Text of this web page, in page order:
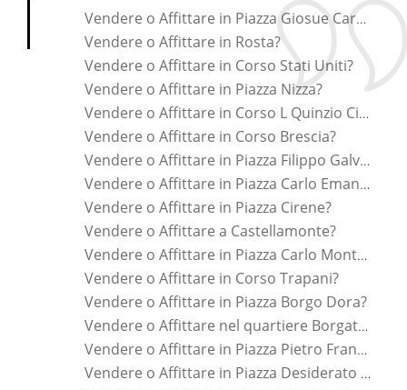
Vendere o Affittare in Piazza Giosue Carducci?
Vendere o Affittare in Rosta?
Vendere o Affittare in Corso Stati Uniti?
Vendere o Affittare in Piazza Nizza?
Vendere o Affittare in Corso L Quinzio Cincinnato?
Vendere o Affittare in Corso Brescia?
Vendere o Affittare in Piazza Filippo Galvagno?
Vendere o Affittare in Piazza Carlo Emanuele Ii?
Vendere o Affittare in Piazza Cirene?
Vendere o Affittare a Castellamonte?
Vendere o Affittare in Piazza Carlo Montanari?
Vendere o Affittare in Corso Trapani?
Vendere o Affittare in Piazza Borgo Dora?
Vendere o Affittare nel quartiere Borgata Vittoria?
Vendere o Affittare in Piazza Pietro Francesco Guala?
Vendere o Affittare in Piazza Desiderato Chiaves?